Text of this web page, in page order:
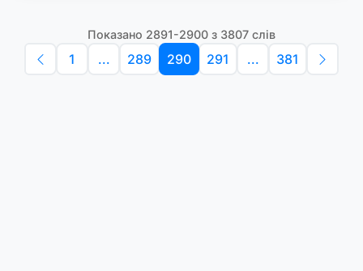
Показано 2891-2900 з 3807 слів
1 ... 289 290 291 ... 381